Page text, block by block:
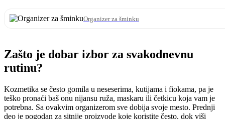
Organizer za šminku
Zašto je dobar izbor za svakodnevnu
rutinu?
Kozmetika se često gomila u neseserima, kutijama i fiokama, pa je
teško pronaći baš onu nijansu ruža, maskaru ili četkicu koja vam je
potrebna. Sa ovakvim organizerom sve dobija svoje mesto. Prednji
deo je pogodan za sitnije proizvode koje koristite često, dok viši